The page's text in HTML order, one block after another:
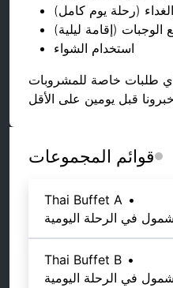
الغداء (رحلة يوم كامل)
الوجبات (إقامة ليلية)
استخدام الشواء
أي طلبات خاصة للمشروبات
قوائم المجموعات
Thai Buffet A •
في الرحلة اليومية
Thai Buffet B •
في الرحلة اليومية